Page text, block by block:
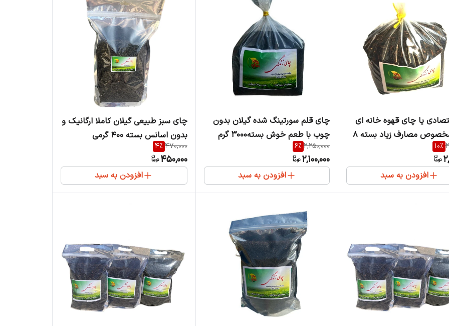
یا چای قهوه خانه ای
ایرانی مخصوص مصارف زیاد بسته 8
10%
افزودن به سبد
چای قلم سورتینگ شده گیلان بدون
چوب با طعم خوش بسته3000 گرم
2,250,000
6%
2,100,000
افزودن به سبد
چای سبز طبیعی گیلان کاملا ارگانیک و
بدون اسانس بسته 400 گرمی
470,000
4%
450,000
افزودن به سبد